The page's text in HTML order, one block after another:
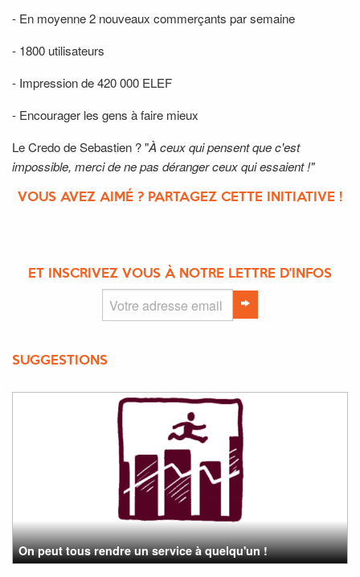
- En moyenne 2 nouveaux commerçants par semaine
- 1800 utilisateurs
- Impression de 420 000 ELEF
- Encourager les gens à faire mieux
Le Credo de Sebastien ? "À ceux qui pensent que c'est
impossible, merci de ne pas déranger ceux qui essaient !"
VOUS AVEZ AIMÉ ? PARTAGEZ CETTE INITIATIVE !
ET INSCRIVEZ VOUS À NOTRE LETTRE D'INFOS
SUGGESTIONS
On peut tous rendre un service à quelqu'un !